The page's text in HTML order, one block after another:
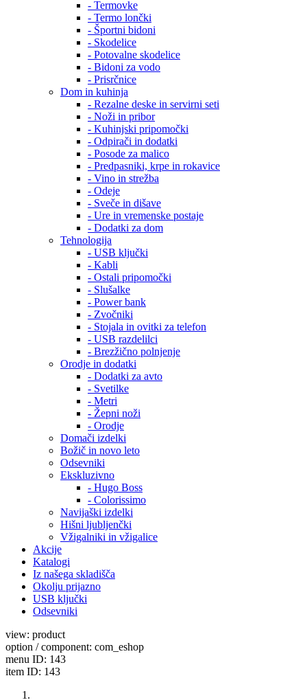
- Termovke
- Termo lončki
- Športni bidoni
- Skodelice
- Potovalne skodelice
- Bidoni za vodo
- Prisrčnice
Dom in kuhinja
- Rezalne deske in servirni seti
- Noži in pribor
- Kuhinjski pripomočki
- Odpirači in dodatki
- Posode za malico
- Predpasniki, krpe in rokavice
- Vino in strežba
- Odeje
- Sveče in dišave
- Ure in vremenske postaje
- Dodatki za dom
Tehnologija
- USB ključki
- Kabli
- Ostali pripomočki
- Slušalke
- Power bank
- Zvočniki
- Stojala in ovitki za telefon
- USB razdelilci
- Brezžično polnjenje
Orodje in dodatki
- Dodatki za avto
- Svetilke
- Metri
- Žepni noži
- Orodje
Domači izdelki
Božič in novo leto
Odsevniki
Ekskluzivno
- Hugo Boss
- Colorissimo
Navijaški izdelki
Hišni ljubljenčki
Vžigalniki in vžigalice
Akcije
Katalogi
Iz našega skladišča
Okolju prijazno
USB ključki
Odsevniki
view: product
option / component: com_eshop
menu ID: 143
item ID: 143